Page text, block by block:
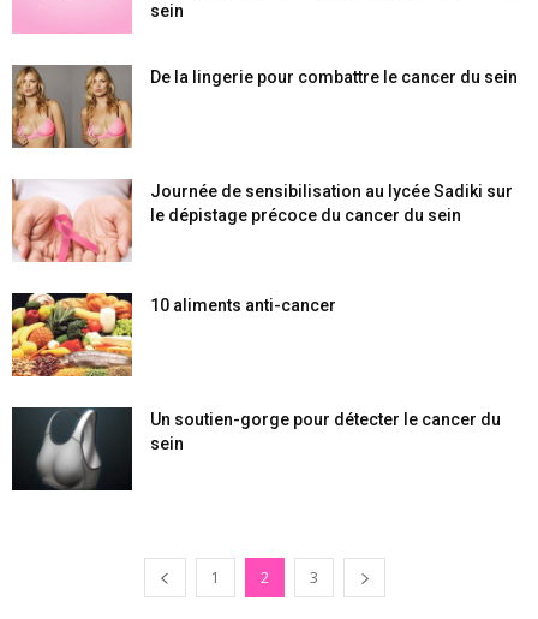
sein
De la lingerie pour combattre le cancer du sein
Journée de sensibilisation au lycée Sadiki sur
le dépistage précoce du cancer du sein
10 aliments anti-cancer
Un soutien-gorge pour détecter le cancer du
sein
1 2 3